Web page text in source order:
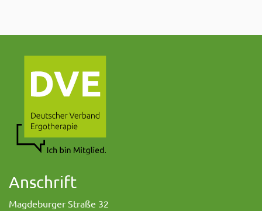
Anschrift
Magdeburger Straße 32